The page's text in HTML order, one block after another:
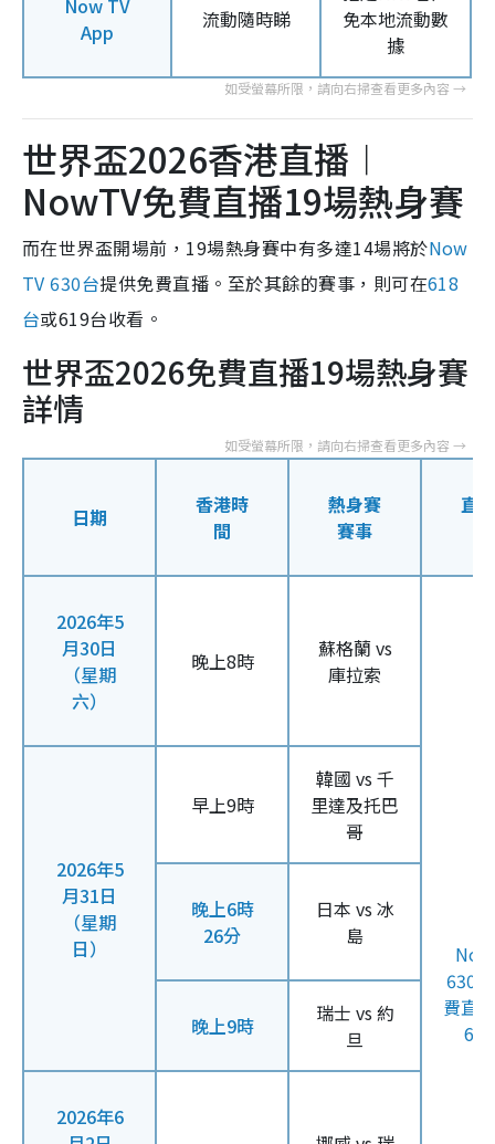
Now TV
App
流動隨時睇
免本地流動數
據
世界盃2026香港直播︱
NowTV免費直播19場熱身賽
而在世界盃開場前，19場熱身賽中有多達14場將於Now
TV 630台提供免費直播。至於其餘的賽事，則可在618
台或619台收看。
世界盃2026免費直播19場熱身賽
詳情
日期
香港時
間
熱身賽
賽事
直
2026年5
月30日
（星期
六）
晚上8時
蘇格蘭 vs
庫拉索
630
費直
2026年5
月31日
（星期
日）
早上9時
韓國 vs 千
里達及托巴
哥
晚上6時
26分
日本 vs 冰
島
晚上9時
瑞士 vs 約
旦
2026年6